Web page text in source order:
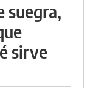
suegra,
sirve